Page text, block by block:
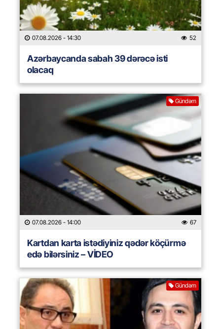
07.08.2026 - 14:30 52
Azərbaycanda sabah 39 dərəcə isti
olacaq
Gündəm
07.08.2026 - 14:00 67
Kartdan karta istədiyiniz qədər köçürmə
edə bilərsiniz – VİDEO
Gündəm